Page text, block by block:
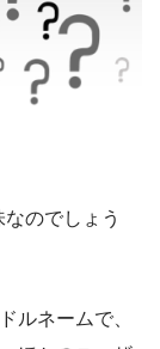
のでしょう
ルネームで、